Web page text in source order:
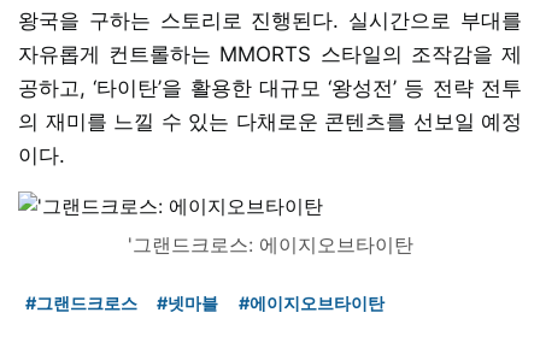
왕국을 구하는 스토리로 진행된다. 실시간으로 부대를
자유롭게 컨트롤하는 MMORTS 스타일의 조작감을 제
공하고, ‘타이탄’을 활용한 대규모 ‘왕성전’ 등 전략 전투
의 재미를 느낄 수 있는 다채로운 콘텐츠를 선보일 예정
이다.
'그랜드크로스: 에이지오브타이탄
#그랜드크로스 #넷마블 #에이지오브타이탄